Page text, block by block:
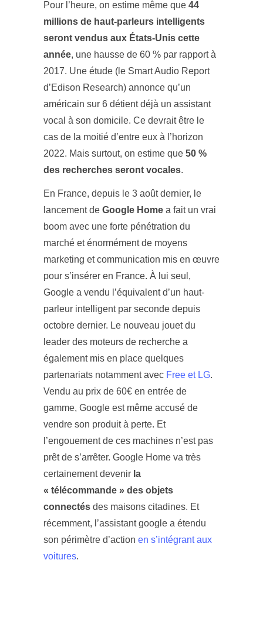
Pour l’heure, on estime même que 44
millions de haut-parleurs intelligents
seront vendus aux États-Unis cette
année, une hausse de 60 % par rapport à
2017. Une étude (le Smart Audio Report
d’Edison Research) annonce qu’un
américain sur 6 détient déjà un assistant
vocal à son domicile. Ce devrait être le
cas de la moitié d’entre eux à l’horizon
2022. Mais surtout, on estime que 50 %
des recherches seront vocales.
En France, depuis le 3 août dernier, le
lancement de Google Home a fait un vrai
boom avec une forte pénétration du
marché et énormément de moyens
marketing et communication mis en œuvre
pour s’insérer en France. À lui seul,
Google a vendu l’équivalent d’un haut-
parleur intelligent par seconde depuis
octobre dernier. Le nouveau jouet du
leader des moteurs de recherche a
également mis en place quelques
partenariats notamment avec Free et LG.
Vendu au prix de 60€ en entrée de
gamme, Google est même accusé de
vendre son produit à perte. Et
l’engouement de ces machines n’est pas
prêt de s’arrêter. Google Home va très
certainement devenir la
« télécommande » des objets
connectés des maisons citadines. Et
récemment, l’assistant google a étendu
son périmètre d’action en s’intégrant aux
voitures.